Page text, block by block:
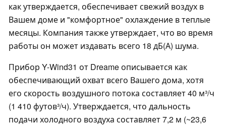
как утверждается, обеспечивает свежий воздух в
Вашем доме и "комфортное" охлаждение в теплые
месяцы. Компания также утверждает, что во время
работы он может издавать всего 18 дБ(А) шума.
Прибор Y-Wind31 от Dreame описывается как
обеспечивающий охват всего Вашего дома, хотя
его скорость воздушного потока составляет 40 м³/ч
(1 410 футов³/ч). Утверждается, что дальность
подачи холодного воздуха составляет 7,2 м (~23,6